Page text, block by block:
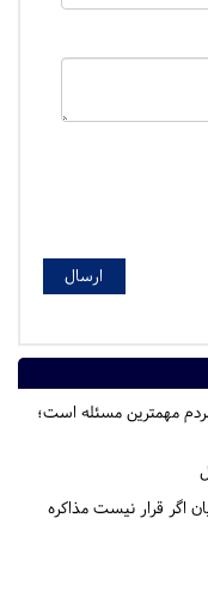
مهمترین مسئله است؛
اگر قرار نیست مذاکره